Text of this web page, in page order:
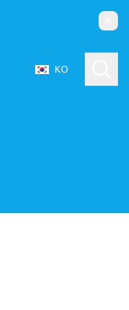
닫기
KO
언어 선택